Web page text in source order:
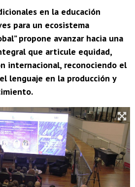
en la educación
para un ecosistema
propone avanzar hacia una
que articule equidad,
internacional, reconociendo el
lenguaje en la producción y